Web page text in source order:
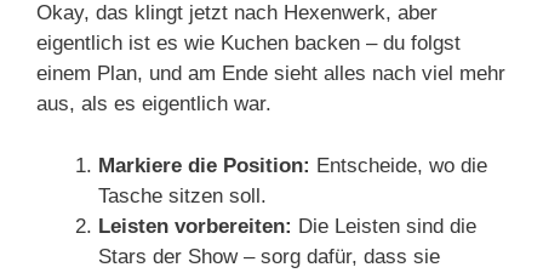
Okay, das klingt jetzt nach Hexenwerk, aber
eigentlich ist es wie Kuchen backen – du folgst
einem Plan, und am Ende sieht alles nach viel mehr
aus, als es eigentlich war.
Markiere die Position: Entscheide, wo die
Tasche sitzen soll.
Leisten vorbereiten: Die Leisten sind die
Stars der Show – sorg dafür, dass sie